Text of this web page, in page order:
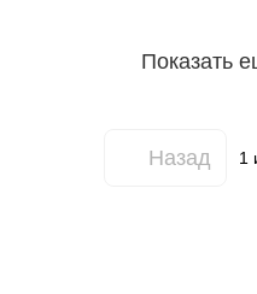
Показать
Назад 1